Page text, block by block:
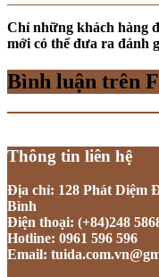
Chỉ những khách hàng
mới có thể đưa ra đánh
Bình luận trên
Thông tin liên hệ
Địa chỉ: 128 Phát Diệm
Bình
Điện thoại: (+84)248
Hotline: 0961 596 596
Email: